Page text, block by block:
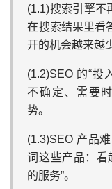
(1.1)搜索引擎不
在搜索结果里看
开的机会越来越
(1.2)SEO 的“投
不确定、需要
势。
(1.3)SEO 产品
词这些产品：看
的服务”。